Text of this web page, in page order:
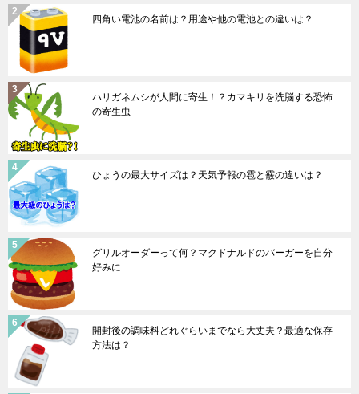
四角い電池の名前は？用途や他の電池との違いは？
ハリガネムシが人間に寄生！？カマキリを洗脳する恐怖
の寄生虫
ひょうの最大サイズは？天気予報の雹と霰の違いは？
グリルオーダーって何？マクドナルドのバーガーを自分
好みに
開封後の調味料どれぐらいまでなら大丈夫？最適な保存
方法は？